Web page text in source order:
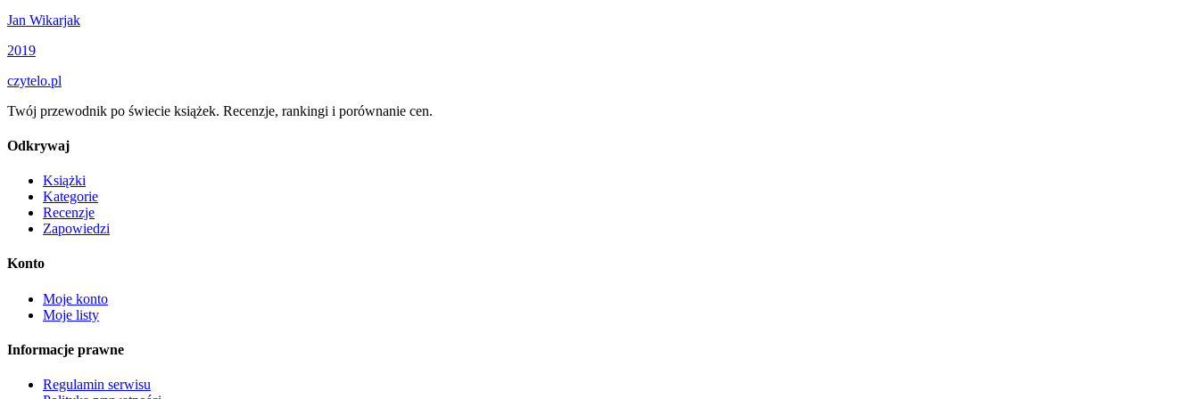
Jan Wikarjak
2019
czytelo.pl
Twój przewodnik po świecie książek. Recenzje, rankingi i porównanie cen.
Odkrywaj
Książki
Kategorie
Recenzje
Zapowiedzi
Konto
Moje konto
Moje listy
Informacje prawne
Regulamin serwisu